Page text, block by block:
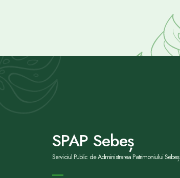
SPAP Sebeș
Serviciul Public de Administrarea Patrimoniului Sebeș